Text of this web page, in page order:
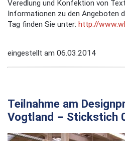
Veredlung und Konfektion von
Informationen zu den Angeboten
Tag finden Sie unter: http://
eingestellt am 06.03.2014
Teilnahme am
Vogtland – Stickstich